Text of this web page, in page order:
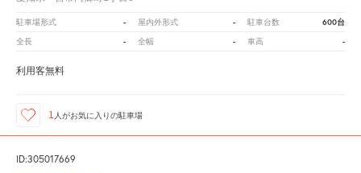
駐車場形式 - 屋内外形式 - 駐車台数 600台
全長 - 全幅 - 車高 -
利用客無料
1 人がお気に入りの駐車場
ID:305017669